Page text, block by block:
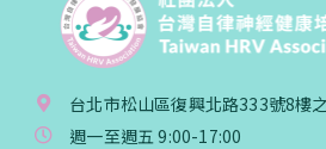
台北市松山區復興北路333號8樓
週一至週五 9:00-17:00